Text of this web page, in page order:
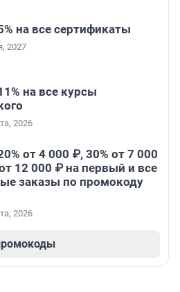
на все сертификаты
2027
на все курсы
2026
от 4 000 ₽, 30% от 7 000
12 000 ₽ на первый и все
заказы по промокоду
2026